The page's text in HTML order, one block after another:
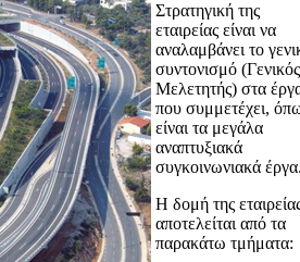
Στρατηγική της
εταιρείας είναι να
αναλαμβάνει το
συντονισμό (Γενικός
Μελετητής) στα
που συμμετέχει,
είναι τα μεγάλα
αναπτυξιακά
συγκοινωνιακά
Η δομή της
αποτελείται από τα
παρακάτω τμήματα: